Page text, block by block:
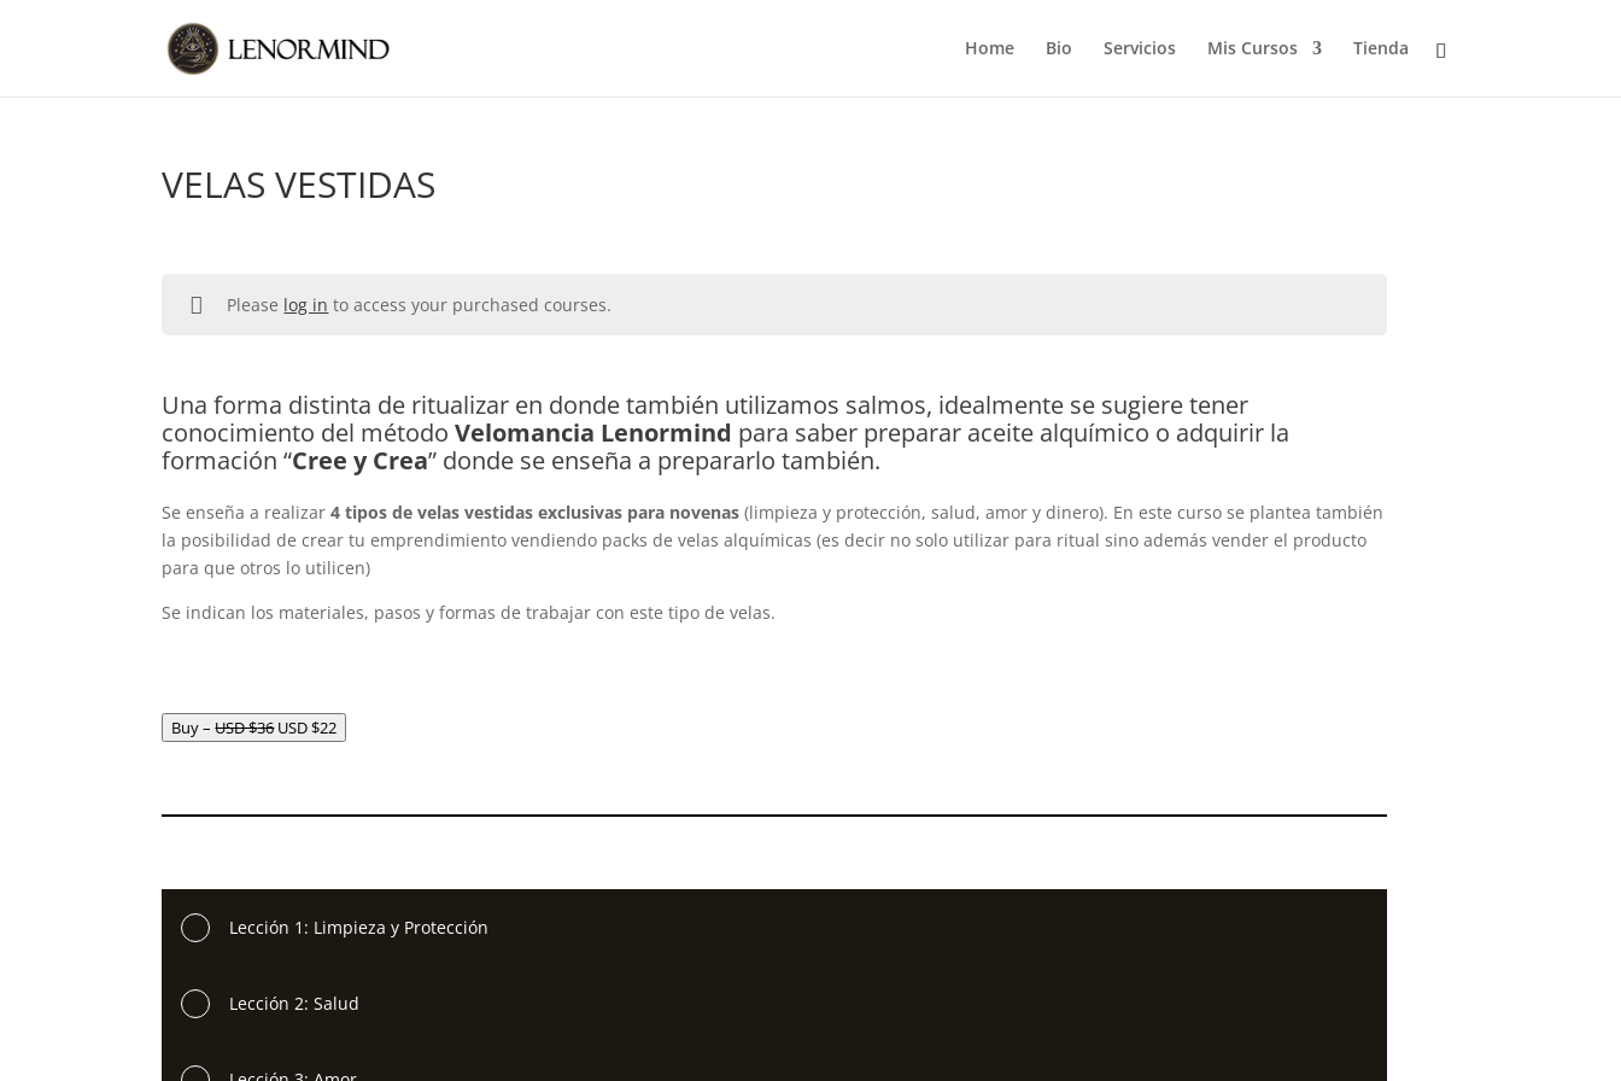
Home Bio Servicios Mis Cursos Tienda
VELAS VESTIDAS
Please log in to access your purchased courses.
Una forma distinta de ritualizar en donde también utilizamos salmos, idealmente se sugiere tener
conocimiento del métodoVelomancia Lenormind para saber preparar aceite alquímico o adquirir la
formación “Cree y Crea” donde se enseña a prepararlo también.
Se enseña a realizar4 tipos de velas vestidas exclusivas para novenas (limpieza y protección, salud, amor y dinero). En este curso se plantea también
la posibilidad de crear tu emprendimiento vendiendo packs de velas alquímicas (es decir no solo utilizar para ritual sino además vender el producto
para que otros lo utilicen)
Se indican los materiales, pasos y formas de trabajar con este tipo de velas.
Buy –USD $36El
precio
USD
USD $22El
precio
USD
Lección 1: Limpieza y Protección
Lección 2: Salud